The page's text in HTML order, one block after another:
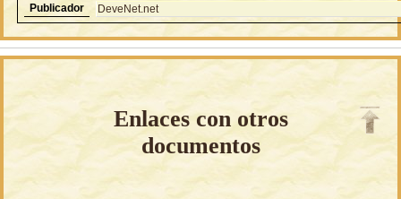
Publicador
DeveNet.net
Enlaces con otros
documentos